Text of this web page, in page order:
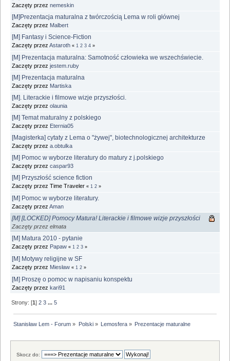
Zaczęty przez nemeskin
[M]Prezentacja maturalna z twórczością Lema w roli głównej
Zaczęty przez Malbert
[M] Fantasy i Science-Fiction
Zaczęty przez Astaroth « 1 2 3 4 »
[M] Prezentacja maturalna: Samotność człowieka we wszechświecie.
Zaczęty przez jestem.ruby
[M] Prezentacja maturalna
Zaczęty przez Martiska
[M]. Literackie i filmowe wizje przyszłości.
Zaczęty przez olaunia
[M] Temat maturalny z polskiego
Zaczęty przez Eternia05
[Magisterka] cytaty z Lema o "żywej", biotechnologicznej architekturze
Zaczęty przez a.obtulka
[M] Pomoc w wyborze literatury do matury z j.polskiego
Zaczęty przez caspar93
[M] Przyszłość science fiction
Zaczęty przez Time Traveler « 1 2 »
[M] Pomoc w wyborze literatury.
Zaczęty przez Aman
[M] [LOCKED] Pomocy Matura! Literackie i filmowe wizje przyszłości
Zaczęty przez elmata
[M] Matura 2010 - pytanie
Zaczęty przez Papaw « 1 2 3 »
[M] Motywy religijne w SF
Zaczęty przez Miesław « 1 2 »
[M] Proszę o pomoc w napisaniu konspektu
Zaczęty przez kari91
Strony: [1]2 3 ...5
Stanisław Lem - Forum » Polski» Lemosfera» Prezentacje maturalne
Skocz do: